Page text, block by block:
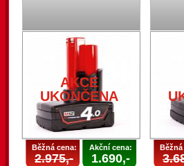
AKCE
UKONČENA
Běžná cena:
2.975,-
Akční cena:
1.690,-
Běžná